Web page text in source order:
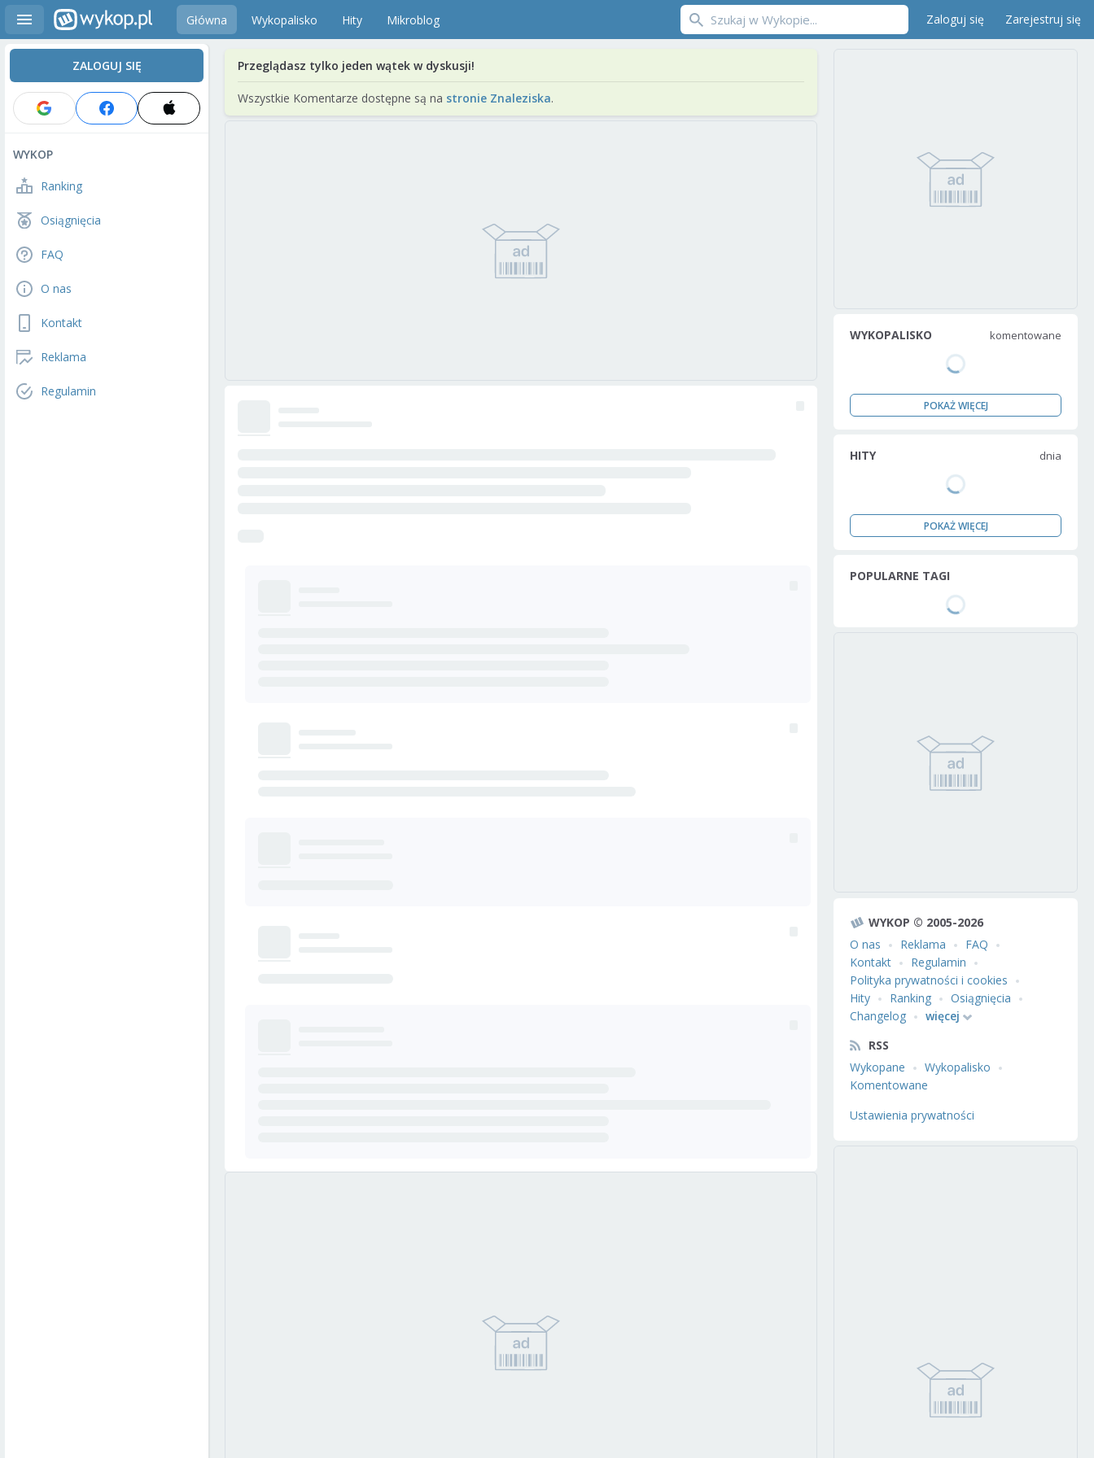
Główna Wykopalisko Hity Mikroblog Zaloguj się Zarejestruj się
ZALOGUJ SIĘ
WYKOP
Ranking
Osiągnięcia
FAQ
O nas
Kontakt
Reklama
Regulamin
Przeglądasz tylko jeden wątek w dyskusji!
Wszystkie Komentarze dostępne są na stronie Znaleziska.
WYKOPALISKO komentowane
POKAŻ WIĘCEJ
HITY dnia
POKAŻ WIĘCEJ
POPULARNE TAGI
WYKOP © 2005-2026
O nas
Reklama
FAQ
Kontakt
Regulamin
Polityka prywatności i cookies
Hity
Ranking
Osiągnięcia
Changelog
więcej
RSS
Wykopane
Wykopalisko
Komentowane
Ustawienia prywatności